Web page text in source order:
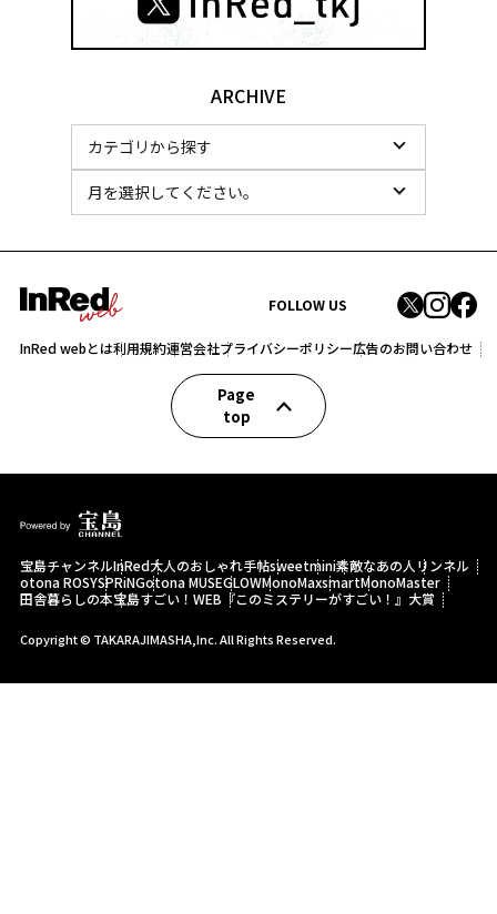
ARCHIVE
FOLLOW US
InRed webとは利用規約運営会社プライバシーポリシー広告のお問い合わせ
Page
top
宝島チャンネルInRed大人のおしゃれ手帖sweetmini素敵なあの人 リンネル
otona ROSYSPRiNGotona MUSEGLOWMonoMaxsmartMonoMaster
田舎暮らしの本宝島すごい！WEB 『このミステリーがすごい！』大賞
Copyright © TAKARAJIMASHA,Inc. All Rights Reserved.